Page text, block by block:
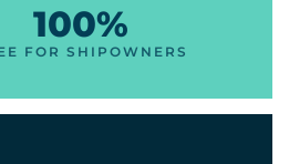
100%
FOR SHIPOWNERS